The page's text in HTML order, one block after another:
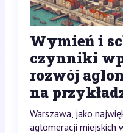
Wymień i
czynniki
rozwój
na
Warszawa, jako
aglomeracji miejskich